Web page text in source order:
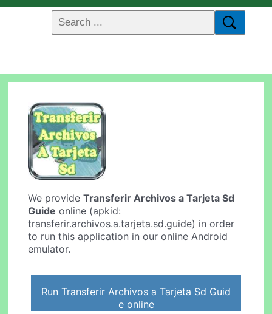
We provideTransferir Archivos a Tarjeta Sd
Guide online (apkid:
transferir.archivos.a.tarjeta.sd.guide) in order
to run this application in our online Android
emulator.
Run Transferir Archivos a Tarjeta Sd Guid
e online